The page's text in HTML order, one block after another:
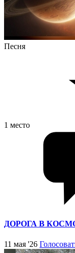
Песня
1 место
ДОРОГА В
11 мая '26